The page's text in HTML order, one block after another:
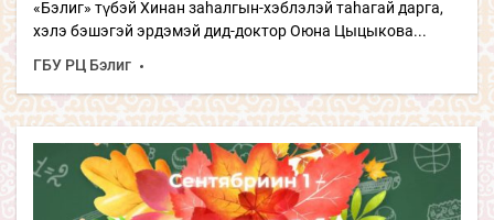
«Бэлиг» түбэй Хинан заhалгын-хэблэлэй таhагай дарга,
хэлэ бэшэгэй эрдэмэй дид-доктор Оюна Цыцыкова...
ГБУ РЦ Бэлиг